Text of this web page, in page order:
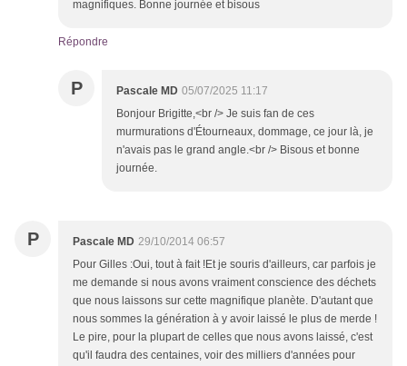
magnifiques. Bonne journée et bisous
Répondre
P Pascale MD 05/07/2025 11:17
Bonjour Brigitte,<br /> Je suis fan de ces
murmurations d'Étourneaux, dommage, ce jour là, je
n'avais pas le grand angle.<br /> Bisous et bonne
journée.
P Pascale MD 29/10/2014 06:57
Pour Gilles :Oui, tout à fait !Et je souris d'ailleurs, car parfois je
me demande si nous avons vraiment conscience des déchets
que nous laissons sur cette magnifique planète. D'autant que
nous sommes la génération à y avoir laissé le plus de merde !
Le pire, pour la plupart de celles que nous avons laissé, c'est
qu'il faudra des centaines, voir des milliers d'années pour